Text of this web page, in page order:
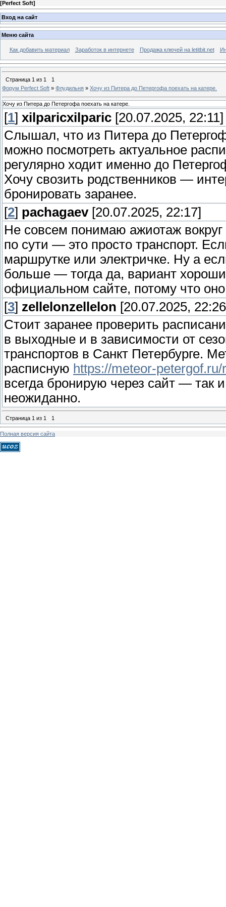
[Perfect Soft]
Вход на сайт
Меню сайта
Как добавить материал Заработок в интернете Продажа ключей на letitbit.net
Страница 1 из 1
1
Форум Perfect Soft » Флудильня » Хочу из Питера до Петергофа поехать на катере.
Хочу из Питера до Петергофа поехать на катере.
[1] xilparicxilparic [20.07.2025, 22:11]
Слышал, что из Питера до
можно посмотреть актуальное
регулярно ходит именно до
Хочу свозить родственников —
бронировать заранее.
[2] pachagaev[20.07.2025, 22:17]
Не совсем понимаю ажиотаж
по сути — это просто транспорт.
маршрутке или электричке. Ну а
больше — тогда да, вариант
официальном сайте, потому что
[3] zellelonzellelon [20.07.2025,
Стоит заранее проверить
в выходные и в зависимости от
транспортов в Санкт Петербурге.
расписную https://meteor-
всегда бронирую через сайт — так
неожиданно.
Страница 1 из 1 1
Полная версия сайта